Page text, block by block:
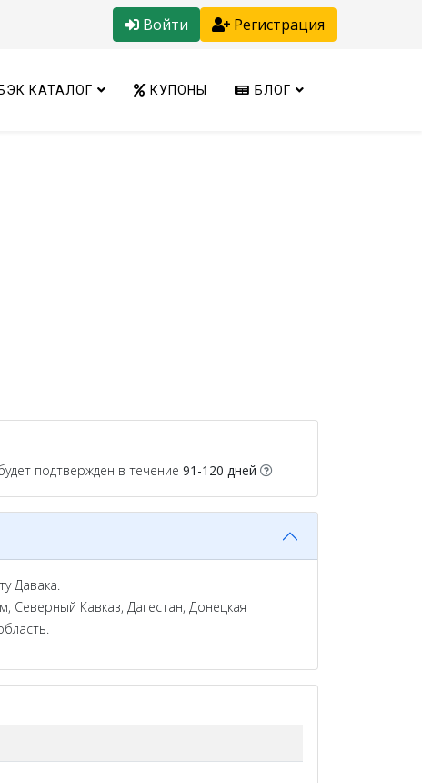
Войти Регистрация
КАТАЛОГ КУПОНЫ БЛОГ
подтвержден в течение 91-120 дней
Давака.
Северный Кавказ, Дагестан, Донецкая